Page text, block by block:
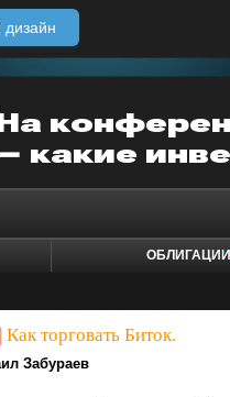
ОБЛИГАЦИИ
Как торговать Биток.
Забураев